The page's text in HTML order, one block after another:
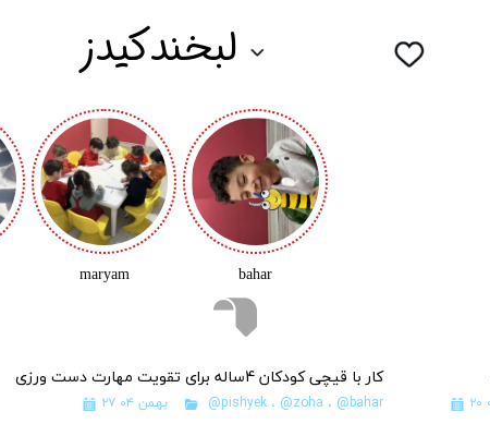
لبخندکیدز
maryam bahar
کار با قیچی کودکان 4ساله برای تقویت مهارت دست ورزی
۲۷ بهمن ۰۴ @pishyek، @zoha ، @bahar